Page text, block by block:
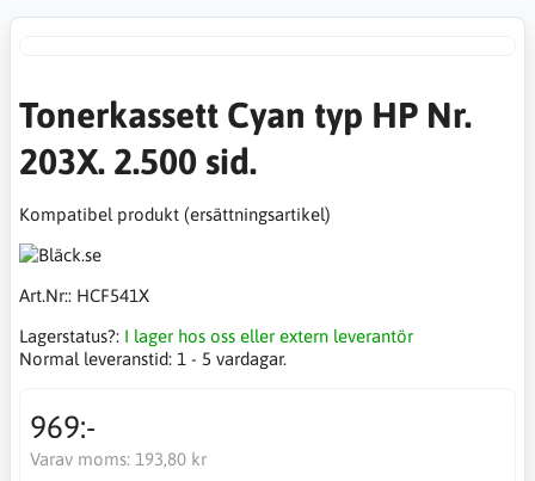
Tonerkassett Cyan typ HP Nr.
203X. 2.500 sid.
Kompatibel produkt (ersättningsartikel)
Art.Nr:: HCF541X
Lagerstatus?: I lager hos oss eller extern leverantör
Normal leveranstid: 1 - 5 vardagar.
969:-
Varav moms: 193,80 kr